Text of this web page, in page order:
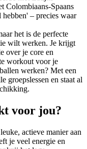
Colombiaans-Spaans
– precies waar
het is de perfecte
wilt werken. Je krijgt
over je core en
workout voor je
werken? Met een
groepslessen en staat al
voor jou?
actieve manier aan
je veel energie en